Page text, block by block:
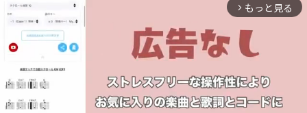
arrow_forward_ios もっと見る